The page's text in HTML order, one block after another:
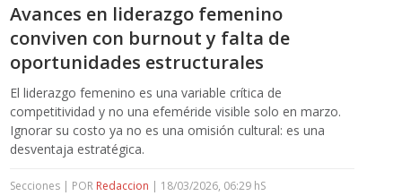
Avances en liderazgo femenino
conviven con burnout y falta de
oportunidades estructurales
El liderazgo femenino es una variable crítica de
competitividad y no una efeméride visible solo en marzo.
Ignorar su costo ya no es una omisión cultural: es una
desventaja estratégica.
Secciones | POR Redaccion | 18/03/2026, 06:29 hS